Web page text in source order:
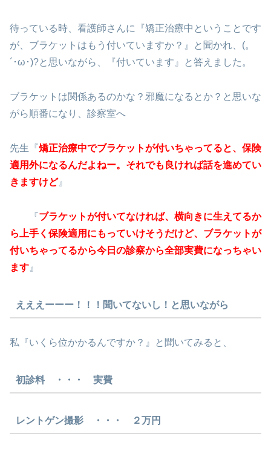
待っている時、看護師さんに『矯正治療中ということです
が、ブラケットはもう付いていますか？』と聞かれ、(。
´･ω･)?と思いながら、『付いています』と答えました。
ブラケットは関係あるのかな？邪魔になるとか？と思いな
がら順番になり、診察室へ
先生『矯正治療中でブラケットが付いちゃってると、保険
適用外になるんだよねー。それでも良ければ話を進めてい
きますけど』
『ブラケットが付いてなければ、横向きに生えてるか
ら上手く保険適用にもっていけそうだけど、ブラケットが
付いちゃってるから今日の診察から全部実費になっちゃい
ます 』
えええーーー！！！聞いてないし！と思いながら
私『いくら位かかるんですか？』と聞いてみると、
初診料 ・・・ 実費
レントゲン撮影 ・・・ ２万円